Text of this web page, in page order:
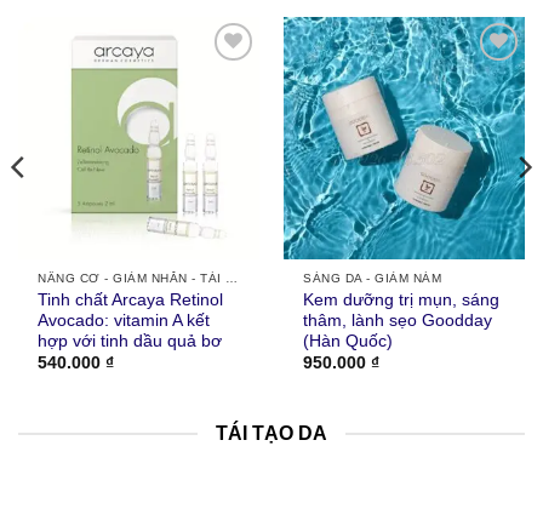
NÂNG CƠ - GIẢM NHĂN - TÁI TẠO DA
Tinh chất Arcaya Retinol
Avocado: vitamin A kết
hợp với tinh dầu quả bơ
540.000₫
Thích
SÁNG DA - GIẢM NÁM
Kem dưỡng trị mụn, sáng
thâm, lành sẹo Goodday
(Hàn Quốc)
950.000₫
TÁI TẠO DA